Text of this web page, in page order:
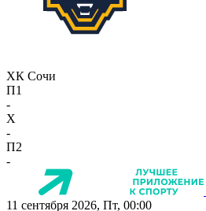
ХК Сочи
П1
-
X
-
П2
-
11 сентября 2026, Пт, 00:00